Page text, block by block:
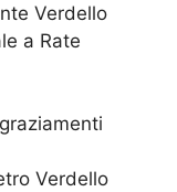
Verdello
a Rate
Verdello